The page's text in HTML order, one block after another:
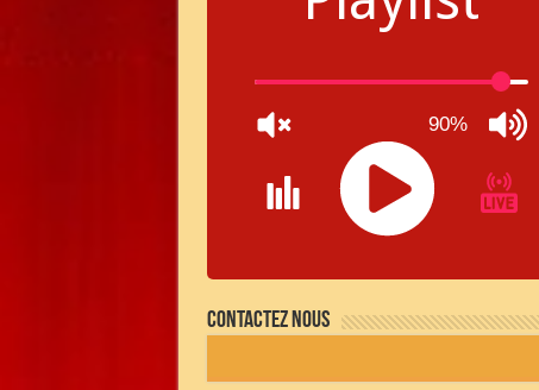
90%
RADIO
PLAYER
RADIO
Contactez nous